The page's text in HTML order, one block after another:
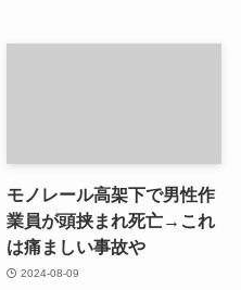
モノレール高架下で男性作
業員が頭挟まれ死亡→これ
は痛ましい事故や
2024-08-09